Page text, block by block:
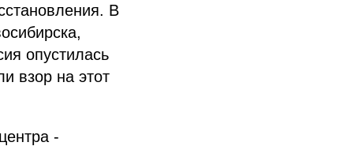
В
опустилась
взор на этот
-